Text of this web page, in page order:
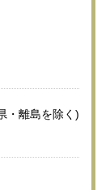
・離島を除く)